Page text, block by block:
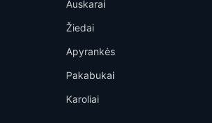
Auskarai
Žiedai
Apyrankės
Pakabukai
Karoliai